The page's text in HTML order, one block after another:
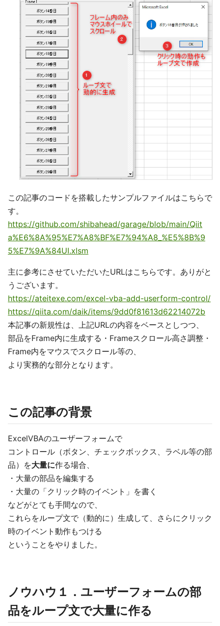
この記事のコードを搭載したサンプルファイルはこちらで
す。
https://github.com/shibahead/garage/blob/main/Qiit
a%E6%8A%95%E7%A8%BF%E7%94%A8_%E5%8B%9
5%E7%9A%84UI.xlsm
主に参考にさせていただいたURLはこちらです。ありがと
うございます。
https://ateitexe.com/excel-vba-add-userform-control/
https://qiita.com/daik/items/9dd0f81613d62214072b
本記事の新規性は、上記URLの内容をベースとしつつ、
部品をFrame内に生成する・Frameスクロール高さ調整・
Frame内をマウスでスクロール等の、
より実務的な部分となります。
この記事の背景
ExcelVBAのユーザーフォームで
コントロール（ボタン、チェックボックス、ラベル等の部
品）を大量に作る場合、
・大量の部品を編集する
・大量の「クリック時のイベント」を書く
などがとても手間なので、
これらをループ文で（動的に）生成して、さらにクリック
時のイベント動作もつける
ということをやりました。
ノウハウ１．ユーザーフォームの部
品をループ文で大量に作る